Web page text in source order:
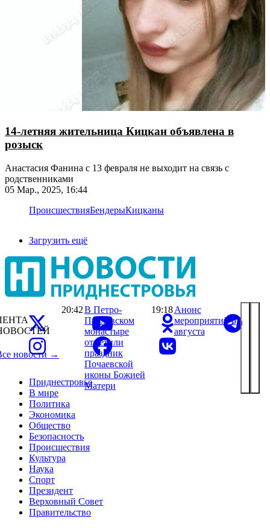
14-летняя жительница Кицкан объявлена в
розыск
Анастасия Фанина с 13 февраля не выходит на связь с
родственниками
05 Мар., 2025, 16:44
ПроисшествияБендерыКицканы
Загрузить ещё
Приднестровье
В мире
Политика
Экономика
Общество
Безопасность
Происшествия
Культура
Наука
Спорт
Президент
Верховный Совет
Правительство
новости →
20:42В Петро-
Павловском
монастыре
отметили
праздник
Почаевской
иконы Божией
Матери
19:18 Анонс
мероприятий 6
августа